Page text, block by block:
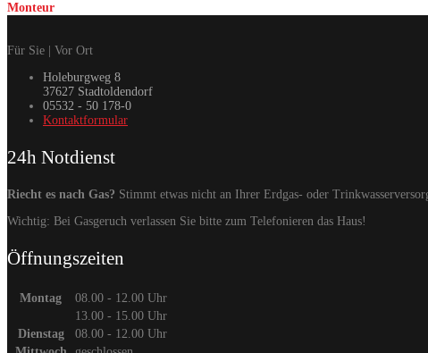
Monteur
Für Sie | Vor Ort
Holeburgweg 8
37627 Stadtoldendorf
05532 - 50 178-0
Kontaktformular
24h Notdienst
Riecht es nach Gas? Stimmt etwas nicht an Ihrer Erdgas- oder
Wichtig: Bei Gasgeruch verlassen Sie bitte zum Telefonieren das Haus!
Öffnungszeiten
Montag
08.00 - 12.00 Uhr
13.00 - 15.00 Uhr
Dienstag
08.00 - 12.00 Uhr